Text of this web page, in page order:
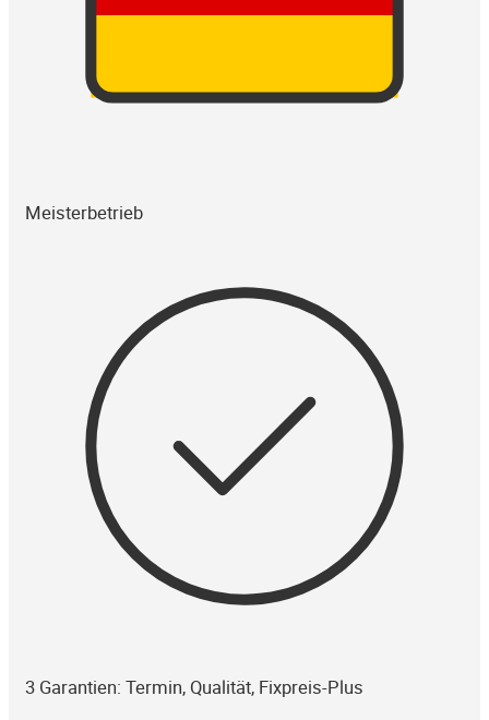
Meisterbetrieb
3 Garantien: Termin, Qualität, Fixpreis-Plus